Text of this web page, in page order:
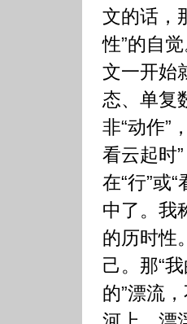
文的话，
性”的自
文一开始
态、单复
非“动作”
看云起时
在“行”或
中了。我
的历时性
己。那“
的”漂流